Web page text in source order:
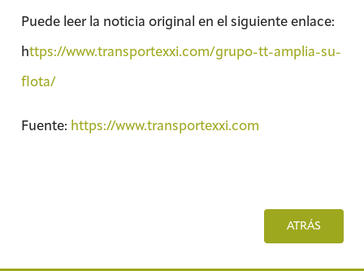
Puede leer la noticia original en el siguiente enlace:
https://www.transportexxi.com/grupo-tt-amplia-su-
flota/
Fuente: https://www.transportexxi.com
ATRÁS